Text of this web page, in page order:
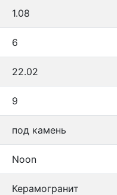
1.08
6
22.02
9
под камень
Noon
Керамогранит